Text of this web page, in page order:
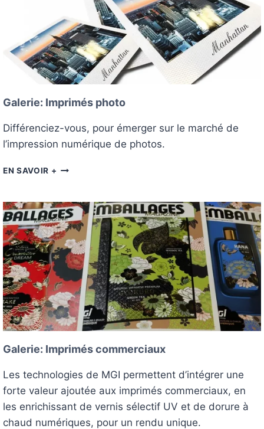
Galerie: Imprimés photo
Différenciez-vous, pour émerger sur le marché de
l’impression numérique de photos.
EN SAVOIR +
E
R
I
E
:
M
P
R
I
M
S
H
O
T
Galerie: Imprimés commerciaux
Les technologies de MGI permettent d’intégrer une
forte valeur ajoutée aux imprimés commerciaux, en
les enrichissant de vernis sélectif UV et de dorure à
chaud numériques, pour un rendu unique.